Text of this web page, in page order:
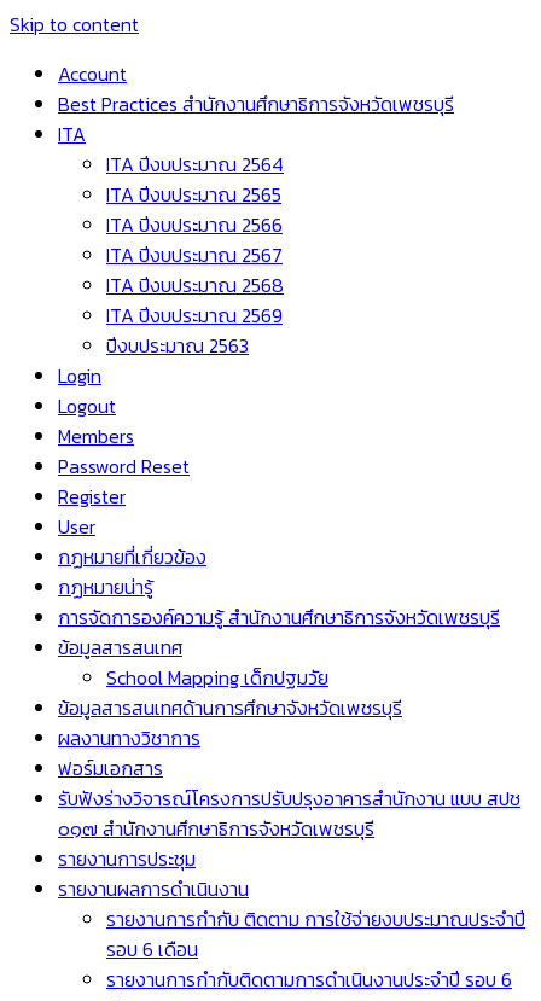
Skip to content
Account
Best Practices สำนักงานศึกษาธิการจังหวัดเพชรบุรี
ITA
ITA ปีงบประมาณ 2564
ITA ปีงบประมาณ 2565
ITA ปีงบประมาณ 2566
ITA ปีงบประมาณ 2567
ITA ปีงบประมาณ 2568
ITA ปีงบประมาณ 2569
ปีงบประมาณ 2563
Login
Logout
Members
Password Reset
Register
User
กฏหมายที่เกี่ยวข้อง
กฏหมายน่ารู้
การจัดการองค์ความรู้ สำนักงานศึกษาธิการจังหวัดเพชรบุรี
ข้อมูลสารสนเทศ
School Mapping เด็กปฐมวัย
ข้อมูลสารสนเทศด้านการศึกษาจังหวัดเพชรบุรี
ผลงานทางวิชาการ
ฟอร์มเอกสาร
รับฟังร่างวิจารณ์โครงการปรับปรุงอาคารสำนักงาน แบบ สปช
๐๑๗ สำนักงานศึกษาธิการจังหวัดเพชรบุรี
รายงานการประชุม
รายงานผลการดำเนินงาน
รายงานการกำกับ ติดตาม การใช้จ่ายงบประมาณประจำปี
รอบ 6 เดือน
รายงานการกำกับติดตามการดำเนินงานประจำปี รอบ 6